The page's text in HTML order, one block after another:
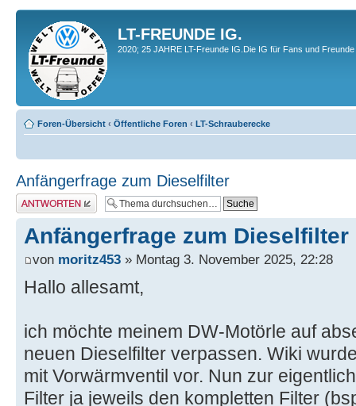
LT-FREUNDE IG.
2020; 25 JAHRE LT-Freunde IG.Die IG für Fans und
Foren-Übersicht ‹ Öffentliche Foren ‹ LT-Schrauberecke
Anfängerfrage zum Dieselfilter
Antwort erstellen
Anfängerfrage zum Dieselfilter
von moritz453 » Montag 3. November 2025, 22:28
Hallo allesamt,
ich möchte meinem DW-Motörle auf
neuen Dieselfilter verpassen. Wiki
mit Vorwärmventil vor. Nun zur
Filter ja jeweils den kompletten Filter